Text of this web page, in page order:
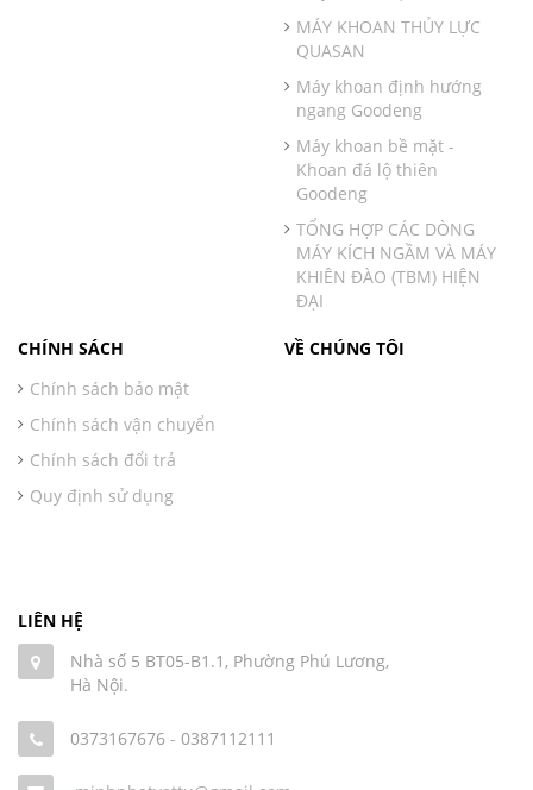
MÁY KHOAN THỦY LỰC
QUASAN
Máy khoan định hướng
ngang Goodeng
Máy khoan bề mặt -
Khoan đá lộ thiên
Goodeng
TỔNG HỢP CÁC DÒNG
MÁY KÍCH NGẦM VÀ MÁY
KHIÊN ĐÀO (TBM) HIỆN
ĐẠI
CHÍNH SÁCH
Chính sách bảo mật
Chính sách vận chuyển
Chính sách đổi trả
Quy định sử dụng
VỀ CHÚNG TÔI
LIÊN HỆ
Nhà số 5 BT05-B1.1, Phường Phú Lương,
Hà Nội.
0373167676 - 0387112111